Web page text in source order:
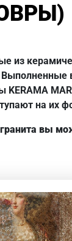
из
KERAMA
на их
вы